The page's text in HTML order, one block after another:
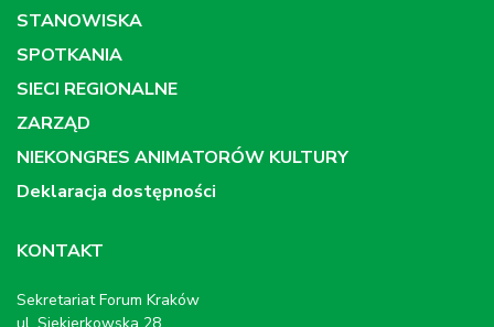
STANOWISKA
SPOTKANIA
SIECI REGIONALNE
ZARZĄD
NIEKONGRES ANIMATORÓW KULTURY
Deklaracja dostępności
KONTAKT
Sekretariat Forum Kraków